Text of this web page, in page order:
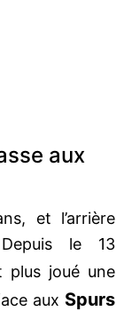
aux
et l’arrière
le 13
plus joué une
aux Spurs